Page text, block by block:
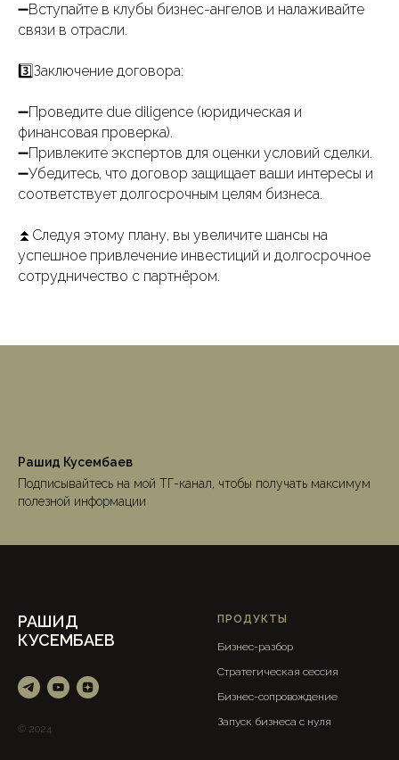
➖Вступайте в клубы бизнес-ангелов и налаживайте
связи в отрасли.
3️⃣Заключение договора:
➖Проведите due diligence (юридическая и
финансовая проверка).
➖Привлеките экспертов для оценки условий сделки.
➖Убедитесь, что договор защищает ваши интересы и
соответствует долгосрочным целям бизнеса.
⏫Следуя этому плану, вы увеличите шансы на
успешное привлечение инвестиций и долгосрочное
сотрудничество с партнёром.
Рашид Кусембаев
Подписывайтесь на мой ТГ-канал, чтобы получать максимум
полезной информации
РАШИД
КУСЕМБАЕВ
© 2024
ПРОДУКТЫ
Бизнес-разбор
Стратегическая сессия
Бизнес-сопровождение
Запуск бизнеса с нуля